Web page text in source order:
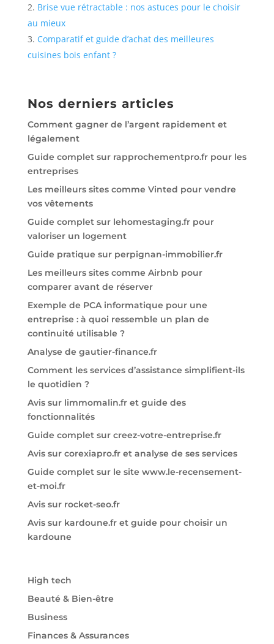
Brise vue rétractable : nos astuces pour le choisir
au mieux
Comparatif et guide d’achat des meilleures
cuisines bois enfant ?
Nos derniers articles
Comment gagner de l’argent rapidement et
légalement
Guide complet sur rapprochementpro.fr pour les
entreprises
Les meilleurs sites comme Vinted pour vendre
vos vêtements
Guide complet sur lehomestaging.fr pour
valoriser un logement
Guide pratique sur perpignan-immobilier.fr
Les meilleurs sites comme Airbnb pour
comparer avant de réserver
Exemple de PCA informatique pour une
entreprise : à quoi ressemble un plan de
continuité utilisable ?
Analyse de gautier-finance.fr
Comment les services d’assistance simplifient-ils
le quotidien ?
Avis sur limmomalin.fr et guide des
fonctionnalités
Guide complet sur creez-votre-entreprise.fr
Avis sur corexiapro.fr et analyse de ses services
Guide complet sur le site www.le-recensement-
et-moi.fr
Avis sur rocket-seo.fr
Avis sur kardoune.fr et guide pour choisir un
kardoune
High tech
Beauté & Bien-être
Business
Finances & Assurances